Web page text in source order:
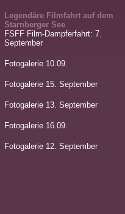
Legendäre Filmfahrt auf dem
Starnberger See
FSFF Film-Dampferfahrt: 7.
September
Fotogalerie 10.09.
Fotogalerie 15. September
Fotogalerie 13. September
Fotogalerie 16.09.
Fotogalerie 12. September